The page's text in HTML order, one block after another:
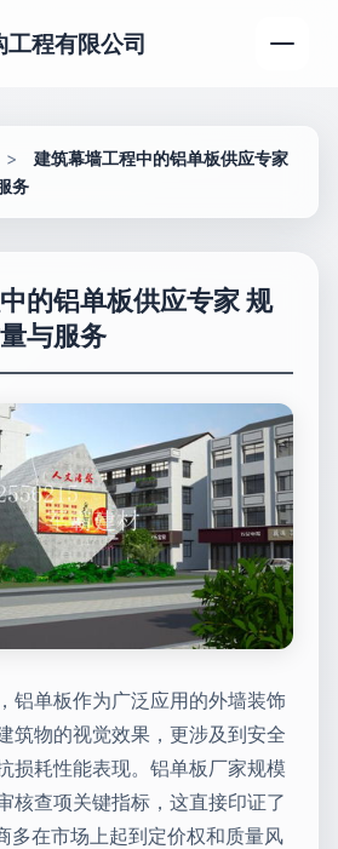
程有限公司
>
建筑幕墙工程中的铝单板供应专家
务
的铝单板供应专家 规
与服务
铝单板作为广泛应用的外墙装饰
筑物的视觉效果，更涉及到安全
损耗性能表现。铝单板厂家规模
核查项关键指标，这直接印证了
多在市场上起到定价权和质量风